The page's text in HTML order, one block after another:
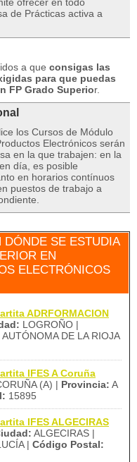
de Prácticas activa a
a que consigas las
para que puedas
FP Grado Superior.
los Cursos de Módulo
Electrónicos serán
en la que trabajen: en la
día, es posible
en horarios contínuos
puestos de trabajo a
SE ESTUDIA
EN
ELECTRÓNICOS
ADRFORMACION
LOGROÑO |
DE LA RIOJA
IFES A Coruña
(A) | Provincia: A
15895
IFES ALGECIRAS
ALGECIRAS |
| Código Postal: